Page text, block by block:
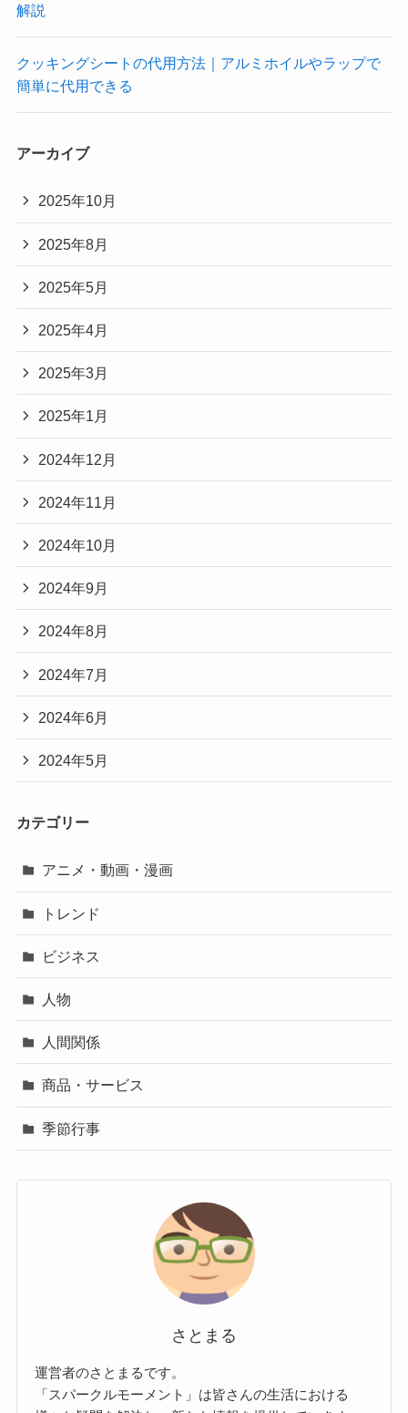
解説
クッキングシートの代用方法｜アルミホイルやラップで
簡単に代用できる
アーカイブ
2025年10月
2025年8月
2025年5月
2025年4月
2025年3月
2025年1月
2024年12月
2024年11月
2024年10月
2024年9月
2024年8月
2024年7月
2024年6月
2024年5月
カテゴリー
アニメ・動画・漫画
トレンド
ビジネス
人物
人間関係
商品・サービス
季節行事
さとまる
運営者のさとまるです。
「スパークルモーメント」は皆さんの生活における